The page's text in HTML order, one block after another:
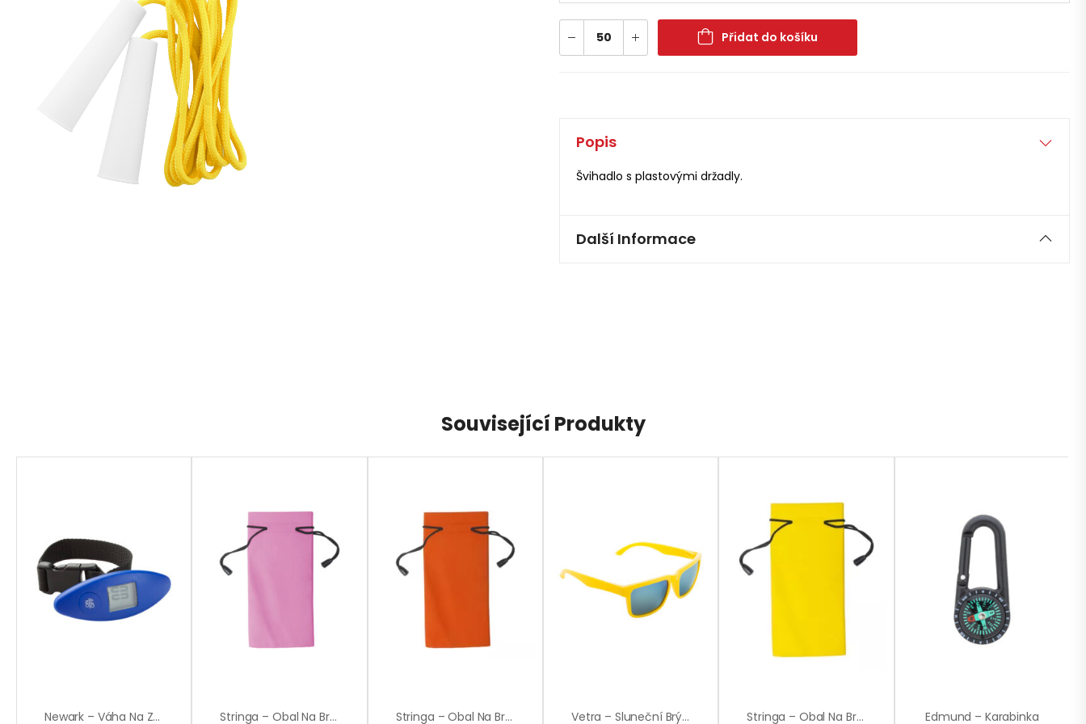
Přidat do košíku
Popis
Švihadlo s plastovými držadly.
Další Informace
Související Produkty
Newark – Váha Na Zavazadla Stringa – Obal Na Brýle Stringa – Obal Na Brýle Vetra – Sluneční Brýle Stringa – Obal Na Brýle Edmund – Karabinka